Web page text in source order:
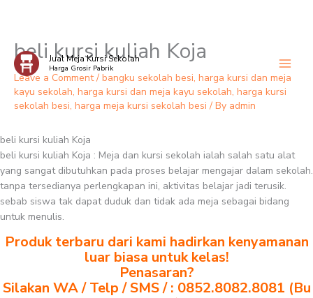
Skip
content
Jual Meja Kursi Sekolah
Harga Grosir Pabrik
beli kursi kuliah Koja
Leave a Comment / bangku sekolah besi, harga kursi dan meja
kayu sekolah, harga kursi dan meja kayu sekolah, harga kursi
sekolah besi, harga meja kursi sekolah besi / By admin
beli kursi kuliah Koja
beli kursi kuliah Koja : Meja dan kursi sekolah ialah salah satu alat
yang sangat dibutuhkan pada proses belajar mengajar dalam sekolah.
tanpa tersedianya perlengkapan ini, aktivitas belajar jadi terusik.
sebab siswa tak dapat duduk dan tidak ada meja sebagai bidang
untuk menulis.
Produk terbaru dari kami hadirkan kenyamanan
luar biasa untuk kelas!
Penasaran?
Silakan WA / Telp / SMS / : 0852.8082.8081 (Bu